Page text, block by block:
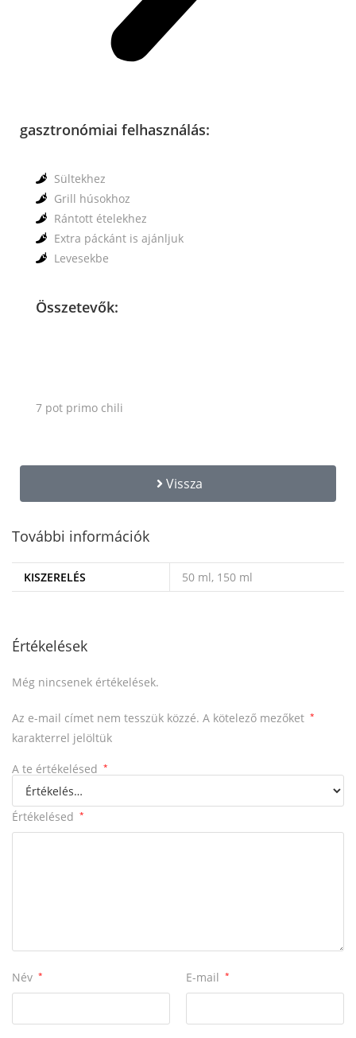
gasztronómiai felhasználás:
Sültekhez
Grill húsokhoz
Rántott ételekhez
Extra páckánt is ajánljuk
Levesekbe
Összetevők:
7 pot primo chili
Vissza
További információk
KISZERELÉS 50 ml, 150 ml
Értékelések
Még nincsenek értékelések.
Az e-mail címet nem tesszük közzé. A kötelező mezőket *
karakterrel jelöltük
A te értékelésed *
Értékelésed *
Név * E-mail *